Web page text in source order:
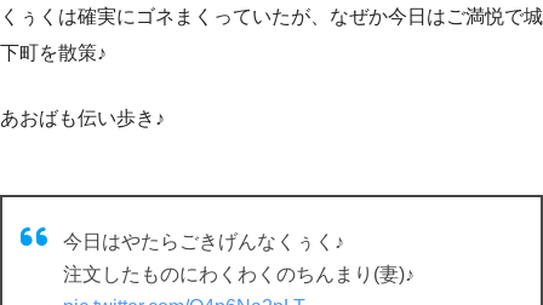
くぅくは確実にゴネまくっていたが、なぜか今日はご満悦で城
下町を散策♪
あおばも伝い歩き♪
今日はやたらごきげんなくぅく♪
注文したものにわくわくのちんまり(妻)♪